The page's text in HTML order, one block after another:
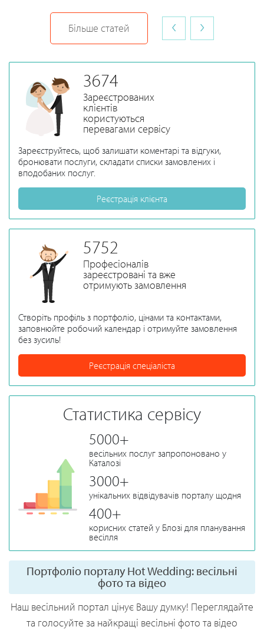
Більше статей ‹ ›
3674
Зареєстрованих
клієнтів
користуються
перевагами сервісу
Зареєструйтесь, щоб залишати коментарі та відгуки,
бронювати послуги, складати списки замовлених і
вподобаних послуг.
Реєстрація клієнта
5752
Професіоналів
зареєстровані та вже
отримують замовлення
Створіть профіль з портфоліо, цінами та контактами,
заповнюйте робочий календар і отримуйте замовлення
без зусиль!
Реєстрація спеціаліста
Статистика сервісу
5000+
весільних послуг запропоновано у
Каталозі
3000+
унікальних відвідувачів порталу щодня
400+
корисних статей у Блозі для планування
весілля
Портфоліо порталу Hot Wedding: весільні
фото та відео
Наш весільний портал цінує Вашу думку! Переглядайте
та голосуйте за найкращі весільні фото та відео